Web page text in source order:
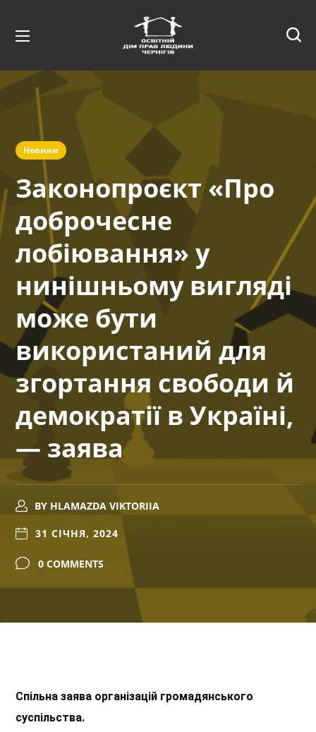
Новини
Законопроєкт «Про
доброчесне
лобіювання» у
нинішньому вигляді
може бути
використаний для
згортання свободи й
демократії в Україні,
— заява
BY HLAMAZDA VIKTORIIA
31 СІЧНЯ, 2024
0 COMMENTS
Спільна заява організацій громадянського
суспільства.